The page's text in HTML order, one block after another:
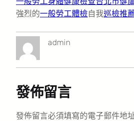
強烈的一般勞工體檢自我巡檢推
admin
發佈留言
發佈留言必須填寫的電子郵件地